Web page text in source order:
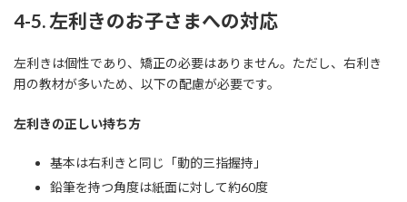
4-5. 左利きのお子さまへの対応
左利きは個性であり、矯正の必要はありません。ただし、右利き
用の教材が多いため、以下の配慮が必要です。
左利きの正しい持ち方
基本は右利きと同じ「動的三指握持」
鉛筆を持つ角度は紙面に対して約60度